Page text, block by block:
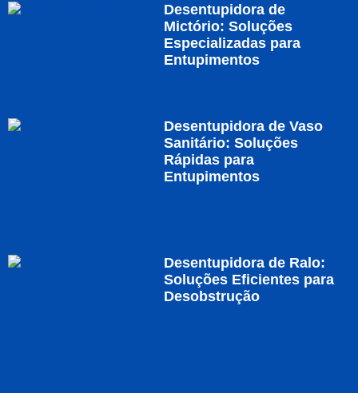
Desentupidora de
Mictório: Soluções
Especializadas para
Entupimentos
Desentupidora de Vaso
Sanitário: Soluções
Rápidas para
Entupimentos
Desentupidora de Ralo:
Soluções Eficientes para
Desobstrução